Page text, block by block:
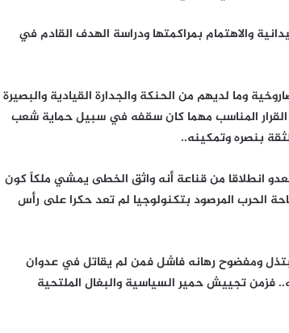
والاهتمام بمراكمتها ودراسة الهدف القادم في
وما لديهم من الحنكة والجدارة القيادية والبصيرة
القرار المناسب مهما كان سقفه في سبيل حماية شعب
بنصره وتمكينه..
انطلاقا من قناعة أنه واثق الخطى يمشي ملكاً كون
الحرب المرصود بتكنولوجيا لم تعد حكرا على رأس
ومفضوح رهانه فاشل فمن لم يقاتل في عدوان
فزمن تجييش حمير السياسية والبغال الملتحية